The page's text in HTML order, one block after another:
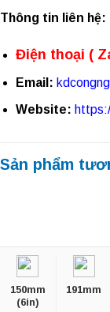
Thông tin liên hệ:
Điện thoại (
Email:
Website:
Sản phẩm
150mm
(6in)
191mm